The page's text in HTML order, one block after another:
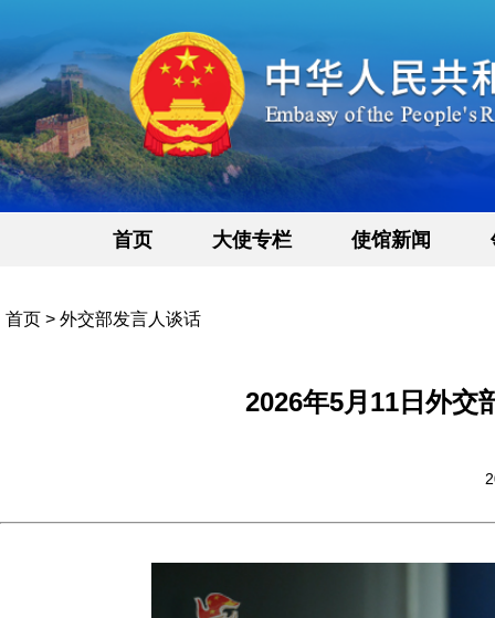
首页 大使专栏 使馆新闻
首页 > 外交部发言人谈话
2026年5月11日外交